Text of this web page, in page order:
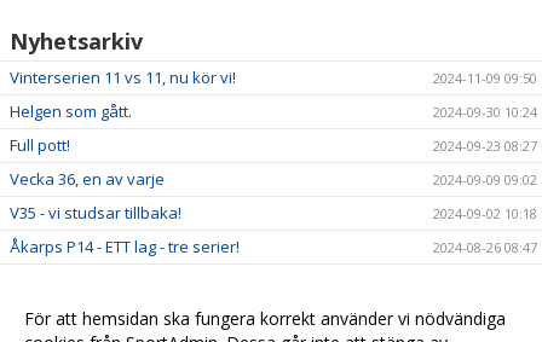
Nyhetsarkiv
Vinterserien 11 vs 11, nu kör vi! 2024-11-09 09:50
Helgen som gått. 2024-09-30 10:24
Full pott! 2024-09-23 08:27
Vecka 36, en av varje 2024-09-09 09:02
V35 - vi studsar tillbaka! 2024-09-02 10:18
Åkarps P14 - ETT lag - tre serier! 2024-08-26 08:47
Vilken premiär! 2022-04-10 12:32
För att hemsidan ska fungera korrekt använder vi nödvändiga